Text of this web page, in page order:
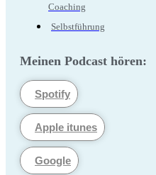
Coaching
Selbstführung
Meinen Podcast hören:
Spotify
Apple itunes
Google